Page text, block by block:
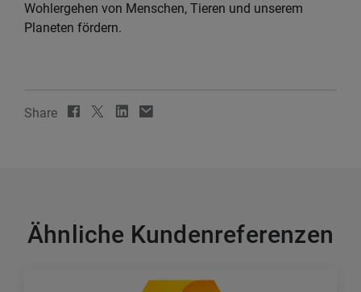
Wohlergehen von Menschen, Tieren und unserem
Planeten fördern.
Share
Ähnliche Kundenreferenzen